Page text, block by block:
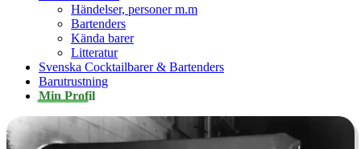
Händelser, personer m.m
Bartenders
Kända barer
Litteratur
Svenska Cocktailbarer & Bartenders
Barutrustning
Min Profil